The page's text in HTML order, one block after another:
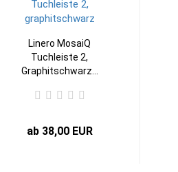
Linero MosaiQ
Tuchleiste 2,
Graphitschwarz...
ab 38,00 EUR